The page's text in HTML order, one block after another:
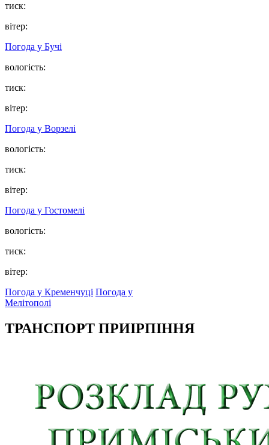
тиск:
вітер:
Погода у Бучі
вологість:
тиск:
вітер:
Погода у Ворзелі
вологість:
тиск:
вітер:
Погода у Гостомелі
вологість:
тиск:
вітер:
Погода у Кременчуці Погода у
Мелітополі
ТРАНСПОРТ ПРИІРПІННЯ